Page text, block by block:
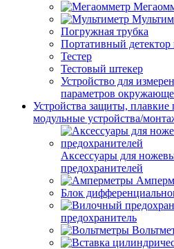
Погружная трубка
Портативный детектор
Тестер
Тестовый штекер
Устройство для
параметров
Устройства защиты, плавкие
модульные устройства/
Аксессуары для
предохранителей
Блок
предохранитель